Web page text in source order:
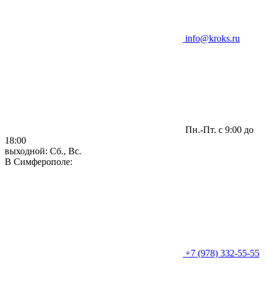
info@kroks.ru
Пн.-Пт. с 9:00 до
18:00
выходной: Сб., Вс.
В Симферополе:
+7 (978) 332-55-55